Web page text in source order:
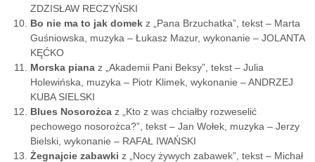
ZDZISŁAW RECZYŃSKI
Bo nie ma to jak domek z „Pana Brzuchatka”, tekst – Marta
Guśniowska, muzyka – Łukasz Mazur, wykonanie – JOLANTA
KĘĆKO
Morska piana z „Akademii Pani Beksy”, tekst – Julia
Holewińska, muzyka – Piotr Klimek, wykonanie – ANDRZEJ
KUBA SIELSKI
Blues Nosorożca z „Kto z was chciałby rozweselić
pechowego nosorożca?”, tekst – Jan Wołek, muzyka – Jerzy
Bielski, wykonanie – RAFAŁ IWAŃSKI
Żegnajcie zabawki z „Nocy żywych zabawek”, tekst – Michał